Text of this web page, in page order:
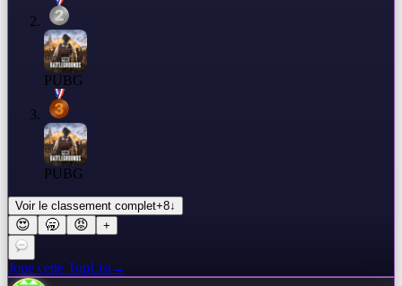
PUBG
PUBG
Voir le classement complet+8↓
😍 🥱 😡 +
Joue cette TopList→